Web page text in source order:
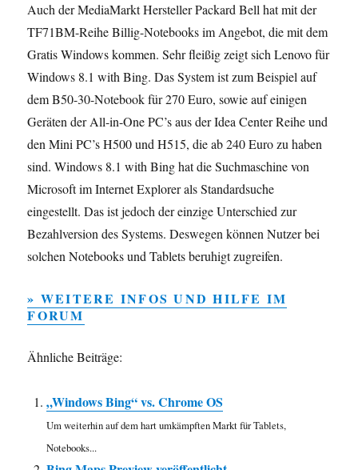
Auch der MediaMarkt Hersteller Packard Bell hat mit der
TF71BM-Reihe Billig-Notebooks im Angebot, die mit dem
Gratis Windows kommen. Sehr fleißig zeigt sich Lenovo für
Windows 8.1 with Bing. Das System ist zum Beispiel auf
dem B50-30-Notebook für 270 Euro, sowie auf einigen
Geräten der All-in-One PC’s aus der Idea Center Reihe und
den Mini PC’s H500 und H515, die ab 240 Euro zu haben
sind. Windows 8.1 with Bing hat die Suchmaschine von
Microsoft im Internet Explorer als Standardsuche
eingestellt. Das ist jedoch der einzige Unterschied zur
Bezahlversion des Systems. Deswegen können Nutzer bei
solchen Notebooks und Tablets beruhigt zugreifen.
» WEITERE INFOS UND HILFE IM
FORUM
Ähnliche Beiträge:
„Windows Bing“ vs. Chrome OS
Um weiterhin auf dem hart umkämpften Markt für Tablets,
Notebooks...